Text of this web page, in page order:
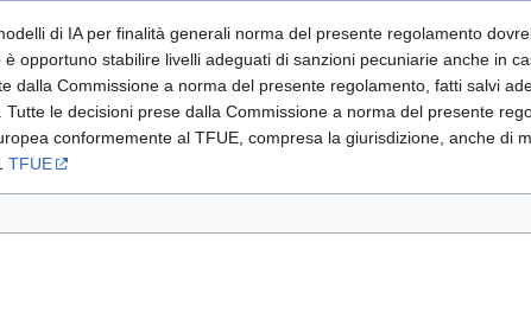
di IA per finalità generali norma del presente regolamento
opportuno stabilire livelli adeguati di sanzioni pecuniarie anche in
dalla Commissione a norma del presente regolamento, fatti salvi
le decisioni prese dalla Commissione a norma del presente
conformemente al TFUE, compresa la giurisdizione, anche di
TFUE